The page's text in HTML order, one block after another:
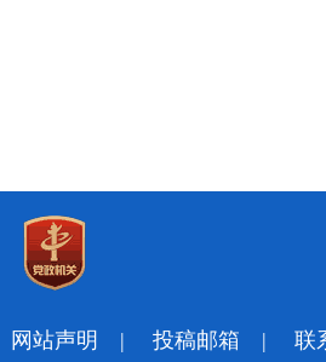
网站声明 | 投稿邮箱 | 联